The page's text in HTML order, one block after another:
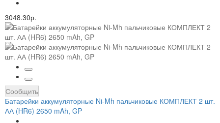
3048.30р.
Сообщить
Батарейки аккумуляторные Ni-Mh пальчиковые КОМПЛЕКТ 2 шт.
АА (HR6) 2650 mAh, GP